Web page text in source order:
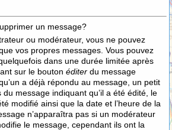
un message?
ou modérateur, vous ne pouvez
vos propres messages. Vous pouvez
dans une durée limitée après
sur le bouton éditer du message
a déjà répondu au message, un petit
du message indiquant qu’il a été édité, le
modifié ainsi que la date et l’heure de la
n’apparaîtra pas si un modérateur
le message, cependant ils ont la